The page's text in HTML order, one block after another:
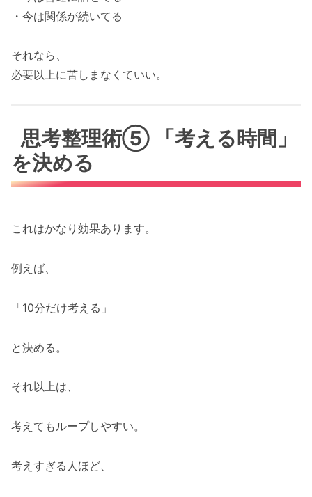
・今は関係が続いてる
それなら、
必要以上に苦しまなくていい。
思考整理術⑤ 「考える時間」
を決める
これはかなり効果あります。
例えば、
「10分だけ考える」
と決める。
それ以上は、
考えてもループしやすい。
考えすぎる人ほど、